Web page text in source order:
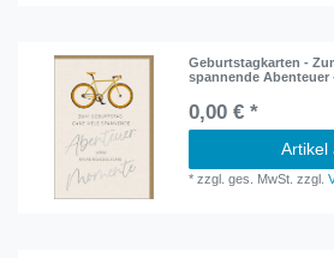
Geburtstagkarten -
spannende Abenteuer
0,00 € *
Artikel
*zzgl. ges. MwSt. zzgl.